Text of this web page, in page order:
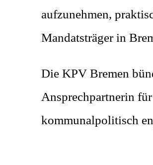
aufzunehmen,
Mandatsträger in
Die KPV Bremen
Ansprechpartnerin
kommunalpolitisch